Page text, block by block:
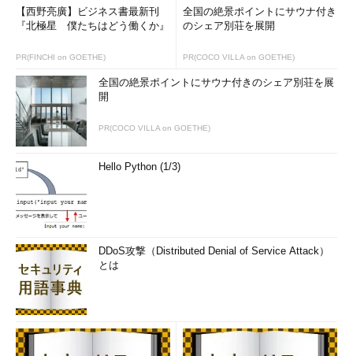
【西野亮廣】ビジネス書最新刊
『北極星 僕たちはどう働くか』
PR(FINCHI on GOETHE)
全国の絶景ポイントにサウナ付き
のシェア別荘を展開
PR(COCO VILLA on GOETHE)
全国の絶景ポイントにサウナ付きのシェア別荘を展
開
PR(COCO VILLA on GOETHE)
Hello Python (1/3)
DDoS攻撃（Distributed Denial of Service Attack）
とは